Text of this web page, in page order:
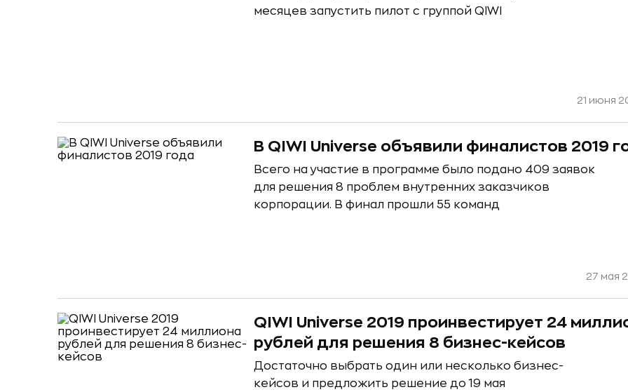
месяцев запустить пилот с группой QIWI
21 июня
В QIWI Universe объявили финалистов 2019
Всего на участие в программе было подано 409 заявок
для решения 8 проблем внутренних заказчиков
корпорации. В финал прошли 55 команд
27 мая
QIWI Universe 2019 проинвестирует 24
рублей для решения 8 бизнес-кейсов
Достаточно выбрать один или несколько бизнес-
кейсов и предложить решение до 19 мая